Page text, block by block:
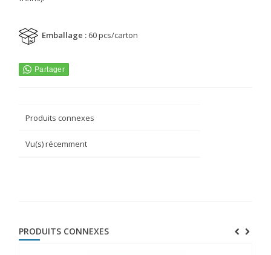
Emballage : 60 pcs/carton
Produits connexes
Vu(s) récemment
PRODUITS CONNEXES